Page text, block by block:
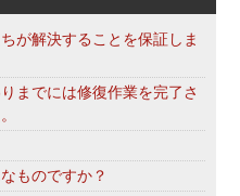
が解決することを保証しま
までには修復作業を完了さ
ものですか？